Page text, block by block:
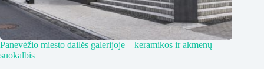
Panevėžio miesto dailės galerijoje – keramikos ir akmenų
suokalbis